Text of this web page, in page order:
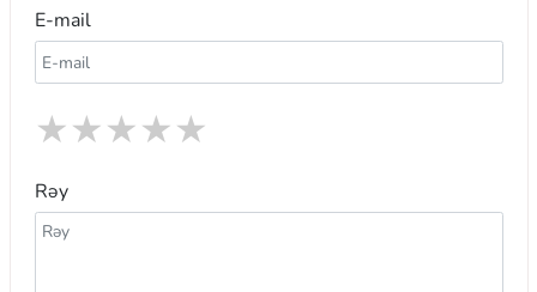
E-mail
★
★
★
★
★
Rəy